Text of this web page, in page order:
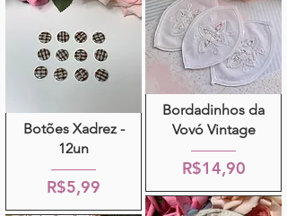
Botões Xadrez -
12un
R$5,99
Bordadinhos da
Vovó Vintage
R$14,90